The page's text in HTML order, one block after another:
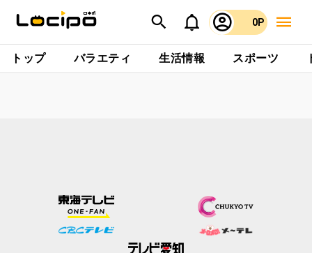
0P
トップ バラエティ 生活情報 スポーツ